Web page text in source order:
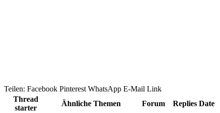
Teilen: Facebook Pinterest WhatsApp E-Mail Link
Thread
starter
Ähnliche Themen Forum Replies Date